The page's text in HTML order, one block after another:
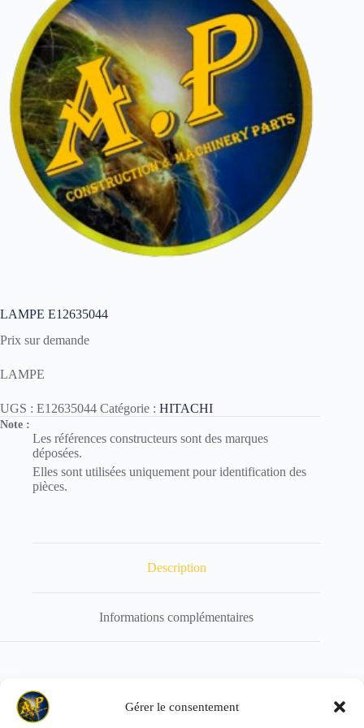
Gérer le consentement
LAMPE E12635044
Prix sur demande
LAMPE
UGS : E12635044 Catégorie : HITACHI
Note :
Les références constructeurs sont des marques
déposées.
Elles sont utilisées uniquement pour identification des
pièces.
Description
Informations complémentaires
Référence de remplacement : E12596569